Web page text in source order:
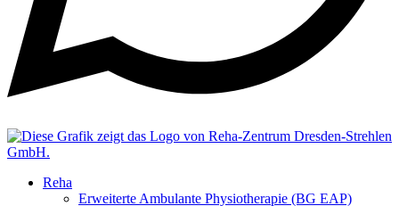
Reha
Erweiterte Ambulante Physiotherapie (BG EAP)